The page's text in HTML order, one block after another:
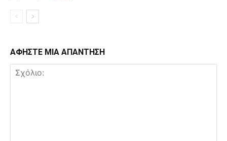
ΑΦΗΣΤΕ ΜΙΑ ΑΠΑΝΤΗΣΗ